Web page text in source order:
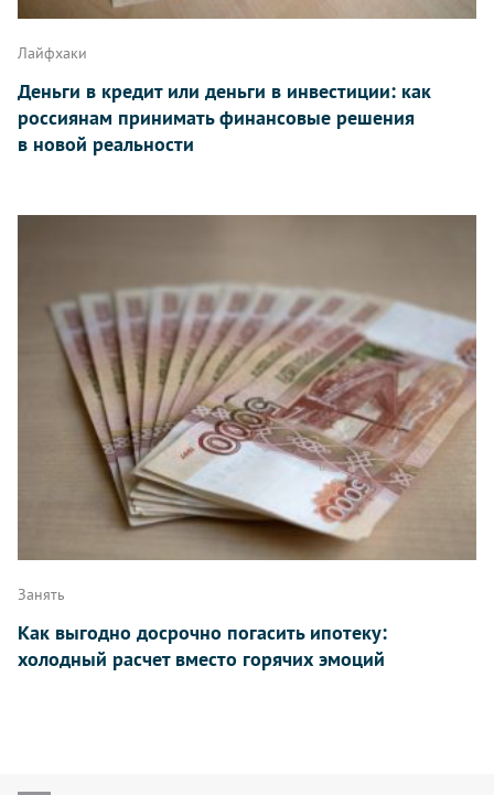
Лайфхаки
Деньги в кредит или деньги в инвестиции: как
россиянам принимать финансовые решения
в новой реальности
Занять
Как выгодно досрочно погасить ипотеку:
холодный расчет вместо горячих эмоций